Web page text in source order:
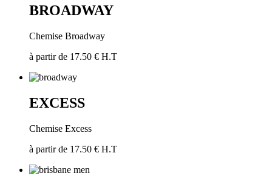
BROADWAY
Chemise Broadway
à partir de 17.50 € H.T
EXCESS
Chemise Excess
à partir de 17.50 € H.T